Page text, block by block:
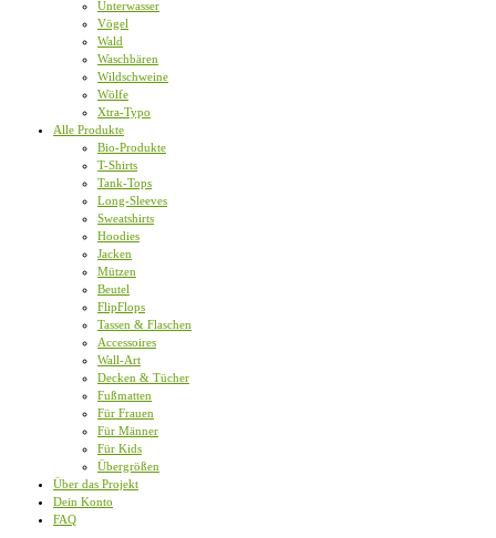
Unterwasser
Vögel
Wald
Waschbären
Wildschweine
Wölfe
Xtra-Typo
Alle Produkte
Bio-Produkte
T-Shirts
Tank-Tops
Long-Sleeves
Sweatshirts
Hoodies
Jacken
Mützen
Beutel
FlipFlops
Tassen & Flaschen
Accessoires
Wall-Art
Decken & Tücher
Fußmatten
Für Frauen
Für Männer
Für Kids
Übergrößen
Über das Projekt
Dein Konto
FAQ